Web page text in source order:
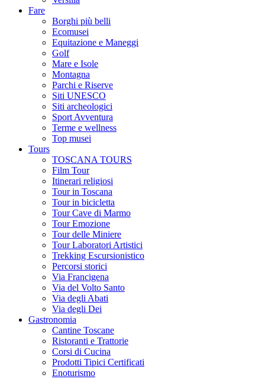
Fare
Borghi più belli
Ecomusei
Equitazione e Maneggi
Golf
Mare e Isole
Montagna
Parchi e Riserve
Siti UNESCO
Siti archeologici
Sport Avventura
Terme e wellness
Top musei
Tours
TOSCANA TOURS
Film Tour
Itinerari religiosi
Tour in Toscana
Tour in bicicletta
Tour Cave di Marmo
Tour Emozione
Tour delle Miniere
Tour Laboratori Artistici
Trekking Escursionistico
Percorsi storici
Via Francigena
Via del Volto Santo
Via degli Abati
Via degli Dei
Gastronomia
Cantine Toscane
Ristoranti e Trattorie
Corsi di Cucina
Prodotti Tipici Certificati
Enoturismo